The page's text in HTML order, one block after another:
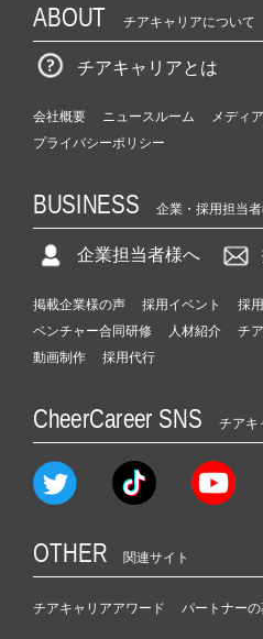
ABOUT チアキャリアについて
チアキャリアとは
会社概要 ニュースルーム
メディ
プライバシーポリシー
BUSINESS 企業・採用担当
企業担当者様へ
掲載企業様の声 採用イベント 採
ベンチャー合同研修
人材紹介 チ
動画制作
採用代行
CheerCareer SNS チアキ
OTHER 関連サイト
チアキャリアアワード パートナー